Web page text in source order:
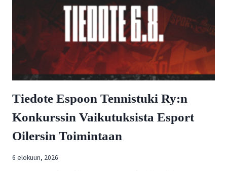
Tiedote Espoon Tennistuki Ry:n
Konkurssin Vaikutuksista Esport
Oilersin Toimintaan
6 elokuun, 2026